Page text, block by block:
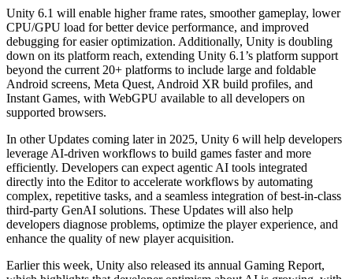
Unity
Примеры использования
Мобильные игры
Создавайте и развивайте мобильные хиты с Unity
Инди-игры
XR-игры
Запускайте XR-игры на разных платформах
Многопользовательские игры
Упрощенное создание многопользовательских игр
Новости
Новости, истории и пресс-центр
Программы сертификации
Докажите свое мастерство в Unity
Unity 6.1 will enable higher frame rates, smoother gameplay, lower
CPU/GPU load for better device performance, and improved
debugging for easier optimization. Additionally, Unity is doubling
down on its platform reach, extending Unity 6.1’s platform support
beyond the current 20+ platforms to include large and foldable
Android screens, Meta Quest, Android XR build profiles, and
Instant Games, with WebGPU available to all developers on
supported browsers.
In other Updates coming later in 2025, Unity 6 will help developers
leverage AI-driven workflows to build games faster and more
efficiently. Developers can expect agentic AI tools integrated
directly into the Editor to accelerate workflows by automating
complex, repetitive tasks, and a seamless integration of best-in-class
third-party GenAI solutions. These Updates will also help
developers diagnose problems, optimize the player experience, and
enhance the quality of new player acquisition.
Earlier this week, Unity also released its annual Gaming Report,